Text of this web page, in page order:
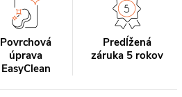
Povrchová
úprava
EasyClean
Predĺžená
záruka 5 rokov